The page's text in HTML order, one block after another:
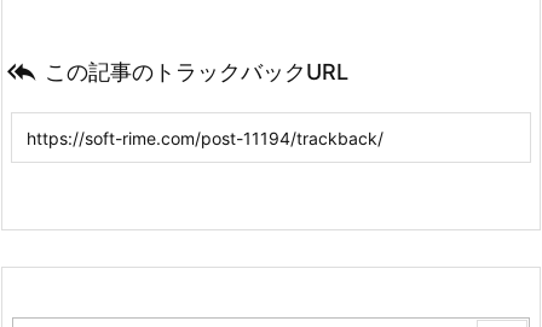
 この記事のトラックバックURL